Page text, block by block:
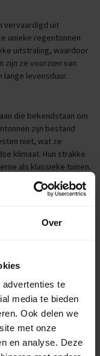
Over
te
media te bieden
Ook delen we
met onze
en analyse. Deze
vervaardigd uit
unieke regentonnen
uitstraling, waardoor
zijn ze voorzien van
levensduur.
die bekendstaan om
zijn bestand
niet, wat ze
klimaat. Hun strakke
als klassieke tuinen.
gieter vullen of je tuin